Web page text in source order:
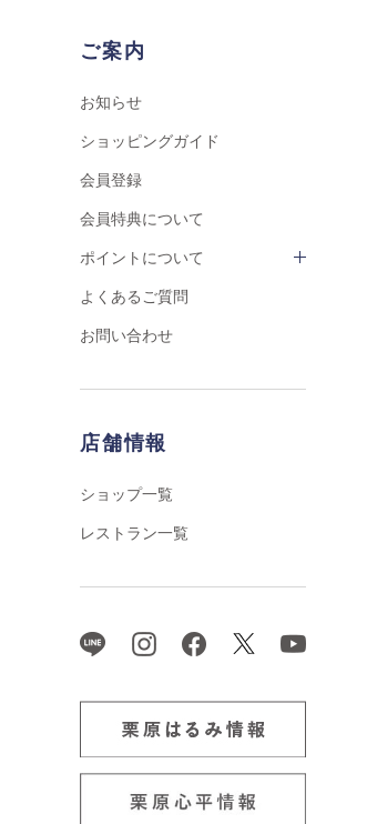
ご案内
お知らせ
ショッピングガイド
会員登録
会員特典について
ポイントについて
よくあるご質問
お問い合わせ
店舗情報
ショップ一覧
レストラン一覧